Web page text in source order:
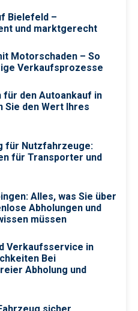
Bielefeld –
und marktgerecht
Motorschaden – So
Verkaufsprozesse
den Autoankauf in
Sie den Wert Ihres
für Nutzfahrzeuge:
für Transporter und
Alles, was Sie über
Abholungen und
müssen
Verkaufsservice in
Bei
Abholung und
sicher